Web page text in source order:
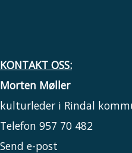
KONTAKT OSS:
Morten Møller
kulturleder i Rindal
Telefon 957 70 482
Send e-post